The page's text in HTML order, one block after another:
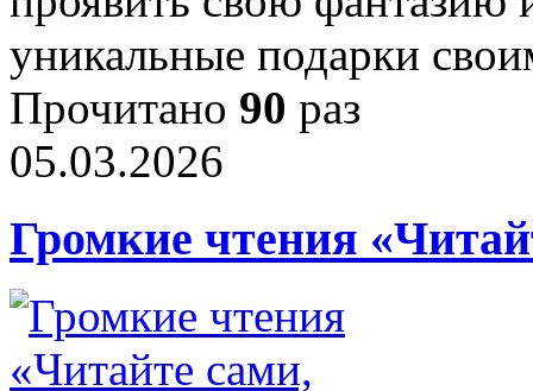
уникальные подарки
Прочитано 90 раз
05.03.2026
Громкие чтения